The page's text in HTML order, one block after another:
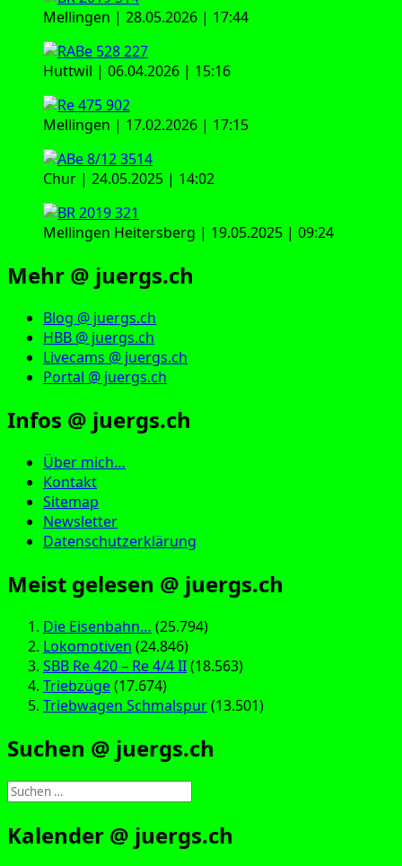
Mellingen | 28.05.2026 | 17:44
Huttwil | 06.04.2026 | 15:16
Mellingen | 17.02.2026 | 17:15
Chur | 24.05.2025 | 14:02
Mellingen Heitersberg | 19.05.2025 | 09:24
Mehr @ juergs.ch
Blog @ juergs.ch
HBB @ juergs.ch
Livecams @ juergs.ch
Portal @ juergs.ch
Infos @ juergs.ch
Über mich…
Kontakt
Sitemap
Newsletter
Datenschutzerklärung
Meist gelesen @ juergs.ch
Die Eisenbahn… (25.794)
Lokomotiven (24.846)
SBB Re 420 – Re 4/4 II(18.563)
Triebzüge(17.674)
Triebwagen Schmalspur(13.501)
Suchen @ juergs.ch
Suchen
nach:
Kalender @ juergs.ch